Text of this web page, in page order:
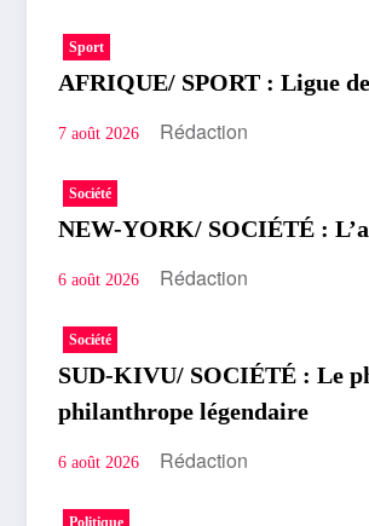
Sport
AFRIQUE/ SPORT : Ligue
7 août 2026 Rédaction
Société
NEW-YORK/ SOCIÉTÉ :
6 août 2026 Rédaction
Société
SUD-KIVU/ SOCIÉTÉ : Le
philanthrope légendaire
6 août 2026 Rédaction
Politique